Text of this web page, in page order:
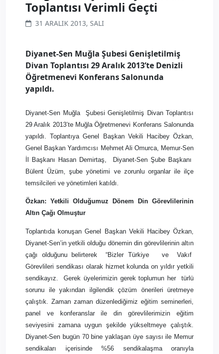
Toplantısı Verimli Geçti
31 ARALIK 2013, SALI
Diyanet-Sen Muğla Şubesi Genişletilmiş
Divan Toplantısı 29 Aralık 2013’te Denizli
Öğretmenevi Konferans Salonunda
yapıldı.
Diyanet-Sen Muğla
Şubesi Genişletilmiş Divan Toplantısı
29 Aralık 2013’te Muğla Öğretmenevi Konferans Salonunda
yapıldı. Toplantıya Genel Başkan Vekili Hacibey Özkan,
Genel Başkan Yardımcısı Mehmet Ali Omurca, Memur-Sen
İl Başkanı Hasan Demirtaş,
Diyanet-Sen Şube Başkanı
Bülent Üzüm, şube yönetimi ve zorunlu organlar ile ilçe
temsilcileri ve yönetimleri katıldı.
Özkan: Yetkili Olduğumuz Dönem Din Görevlilerinin
Altın Çağı Olmuştur
Toplantıda konuşan Genel Başkan Vekili Hacibey Özkan,
Diyanet-Sen’in yetkili olduğu dönemin din görevlilerinin altın
çağı olduğunu belirterek
“Bizler Türkiye ve
Vakıf
Görevlileri sendikası olarak hizmet kolunda on yıldır yetkili
sendikayız.
Gerek üyelerimizin gerek toplumun her
türlü
sorunu ile yakından ilgilendik çözüm önerileri üretmeye
çalıştık. Zaman zaman düzenlediğimiz eğitim seminerleri,
panel ve konferanslar ile din görevlilerimizin eğitim
seviyesini zamana uygun şekilde yükseltmeye çalıştık.
Diyanet-Sen bugün 70 bine yaklaşan üye sayısı ile Memur
sendikaları içerisinde %56 sendikalaşma oranıyla